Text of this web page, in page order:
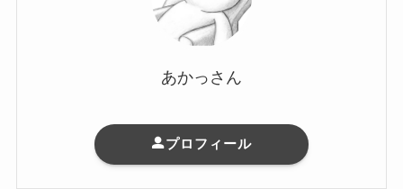
あかっさん
プロフィール